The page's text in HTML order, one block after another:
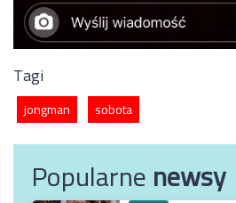
Tagi
jongman sobota
Popularnenewsy